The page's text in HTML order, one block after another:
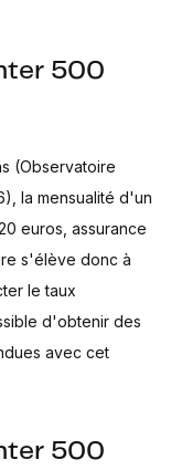
500
(Observatoire
la mensualité d'un
euros, assurance
s'élève donc à
le taux
d'obtenir des
avec cet
500